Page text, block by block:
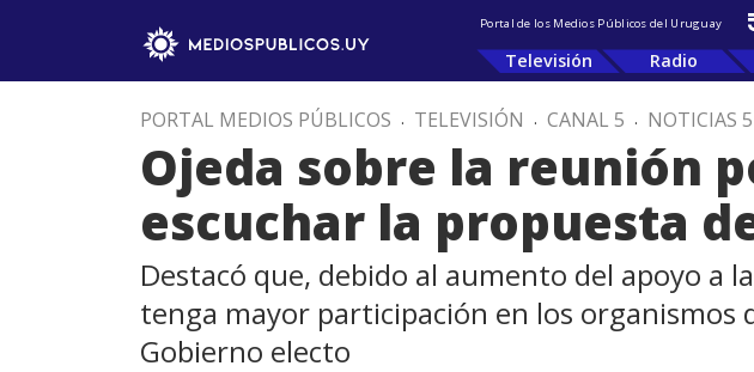
Portal de los Medios Públicos del Uruguay
Televisión Radio
PORTAL MEDIOS PÚBLICOS . TELEVISIÓN . CANAL 5 . NOTICIAS 5
Ojeda sobre la reunión
escuchar la propuesta
Destacó que, debido al aumento del apoyo a
tenga mayor participación en los
Gobierno electo